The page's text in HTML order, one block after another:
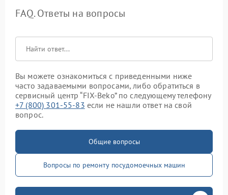
FAQ. Ответы на вопросы
Вы можете ознакомиться с приведенными ниже
часто задаваемыми вопросами, либо обратиться в
сервисный центр “FIX-Beko” по следующему телефону
+7 (800) 301-55-83 если не нашли ответ на свой
вопрос.
Общие вопросы
Вопросы по ремонту посудомоечных машин